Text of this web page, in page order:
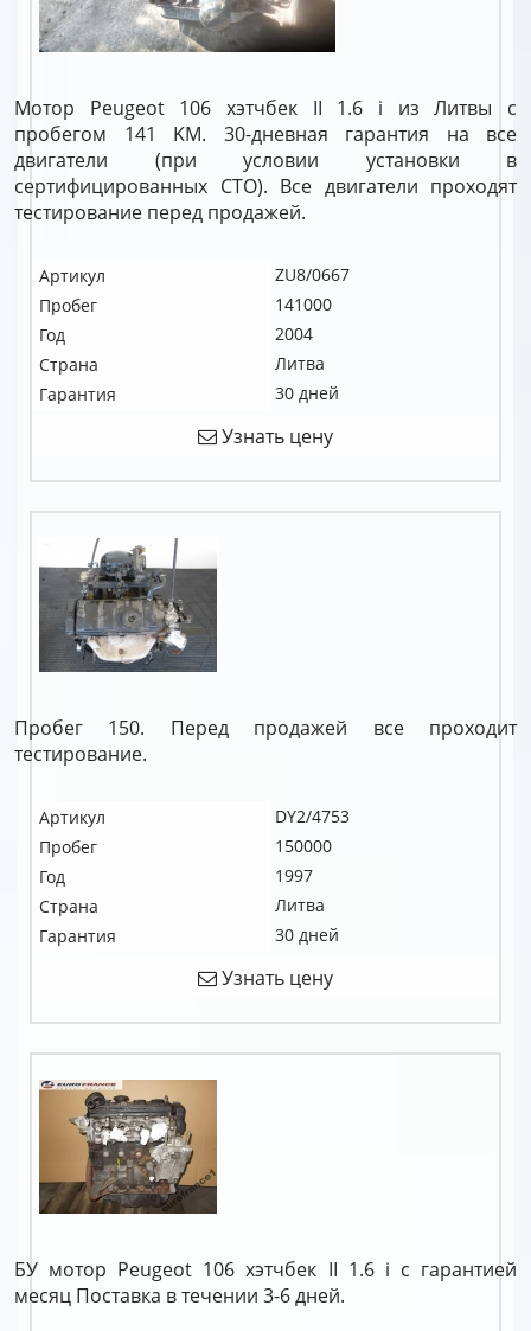
Мотор Peugeot 106 хэтчбек II 1.6 i из Литвы с
пробегом 141 KM. 30-дневная гарантия на все
двигатели (при условии установки в
сертифицированных СТО). Все двигатели проходят
тестирование перед продажей.
Артикул
ZU8/0667
Пробег
141000
Год
2004
Страна
Литва
Гарантия
30 дней
Узнать цену
Пробег 150. Перед продажей все проходит
тестирование.
Артикул
DY2/4753
Пробег
150000
Год
1997
Страна
Литва
Гарантия
30 дней
Узнать цену
БУ мотор Peugeot 106 хэтчбек II 1.6 i c гарантией
месяц Поставка в течении 3-6 дней.